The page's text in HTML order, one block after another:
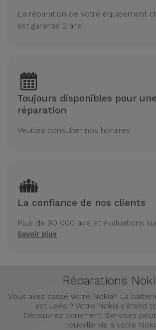
La réparation de votre équipement
est garantie 2 ans
Toujours disponibles pour une
réparation
Veuillez consulter nos horaires
La confiance de nos clients
Plus de 90 000 avis et évaluations
Savoir plus
Réparations
Vous avez cassé votre Nokia? La
est usée ? Votre Nokia s'éteint
Découvrez comment iServices
nouvelle vie à votre